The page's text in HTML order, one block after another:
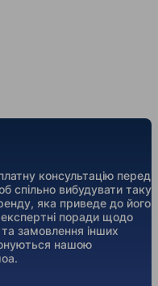
консультацію перед
спільно вибудувати таку
яка приведе до його
поради щодо
та замовлення інших
нашою